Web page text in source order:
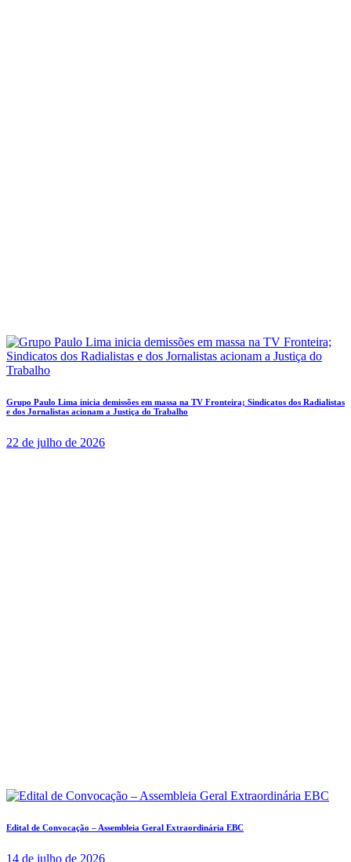
Grupo Paulo Lima inicia demissões em massa na TV Fronteira; Sindicatos dos Radialistas
e dos Jornalistas acionam a Justiça do Trabalho
22 de julho de 2026
Edital de Convocação – Assembleia Geral Extraordinária EBC
14 de julho de 2026